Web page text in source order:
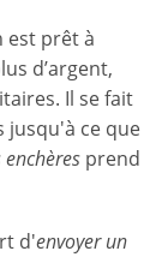
est prêt à
d’argent,
Il se fait
jusqu'à ce que
enchères prend
d'envoyer un